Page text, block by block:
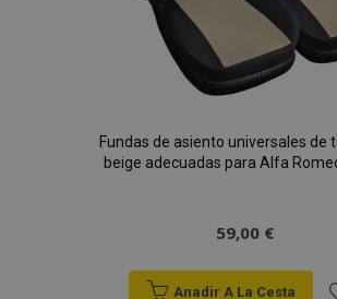
Fundas de asiento universales de
beige adecuadas para Alfa
59,00 €
Anadir A La Cesta